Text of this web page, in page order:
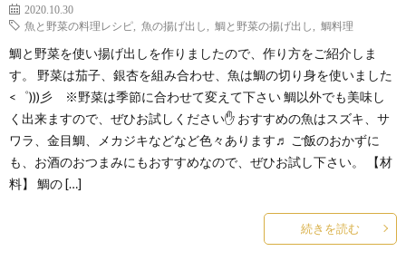
2020.10.30
魚と野菜の料理レシピ
魚の揚げ出し 鯛と野菜の揚げ出し 鯛料理
鯛と野菜を使い揚げ出しを作りましたので、作り方をご紹介しま
す。 野菜は茄子、銀杏を組み合わせ、魚は鯛の切り身を使いました
<゜)))彡 ※野菜は季節に合わせて変えて下さい 鯛以外でも美味し
く出来ますので、ぜひお試しください✋ おすすめの魚はスズキ、サ
ワラ、金目鯛、メカジキなどなど色々あります♬ ご飯のおかずに
も、お酒のおつまみにもおすすめなので、ぜひお試し下さい。 【材
料】 鯛の […]
続きを読む